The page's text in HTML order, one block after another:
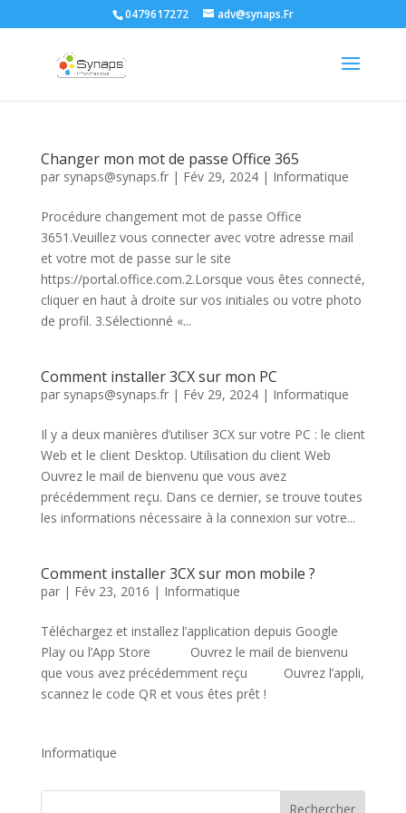
0479617272 adv@synaps.Fr
Changer mon mot de passe Office 365
par synaps@synaps.fr| Fév 29, 2024| Informatique
Procédure changement mot de passe Office
3651.Veuillez vous connecter avec votre adresse mail
et votre mot de passe sur le site
https://portal.office.com.2.Lorsque vous êtes connecté,
cliquer en haut à droite sur vos initiales ou votre photo
de profil. 3.Sélectionné «...
Comment installer 3CX sur mon PC
par synaps@synaps.fr| Fév 29, 2024| Informatique
Il y a deux manières d’utiliser 3CX sur votre PC : le client
Web et le client Desktop. Utilisation du client Web
Ouvrez le mail de bienvenu que vous avez
précédemment reçu. Dans ce dernier, se trouve toutes
les informations nécessaire à la connexion sur votre...
Comment installer 3CX sur mon mobile ?
par | Fév 23, 2016 | Informatique
Téléchargez et installez l’application depuis Google
Play ou l’App Store Ouvrez le mail de bienvenu
que vous avez précédemment reçu Ouvrez l’appli,
scannez le code QR et vous êtes prêt !
Informatique
Rechercher